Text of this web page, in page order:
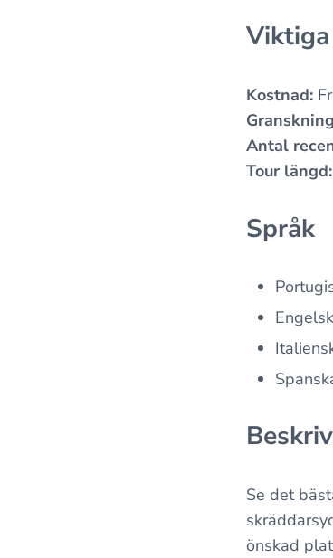
Kostnad:
Antal
Tour längd:
Språk
Se det
önskad